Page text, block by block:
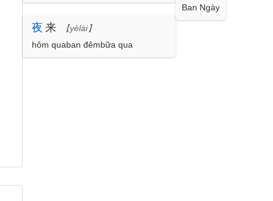
夜 来
【yèlái】
hôm quaban đêmbữa qua
Ban Ngày